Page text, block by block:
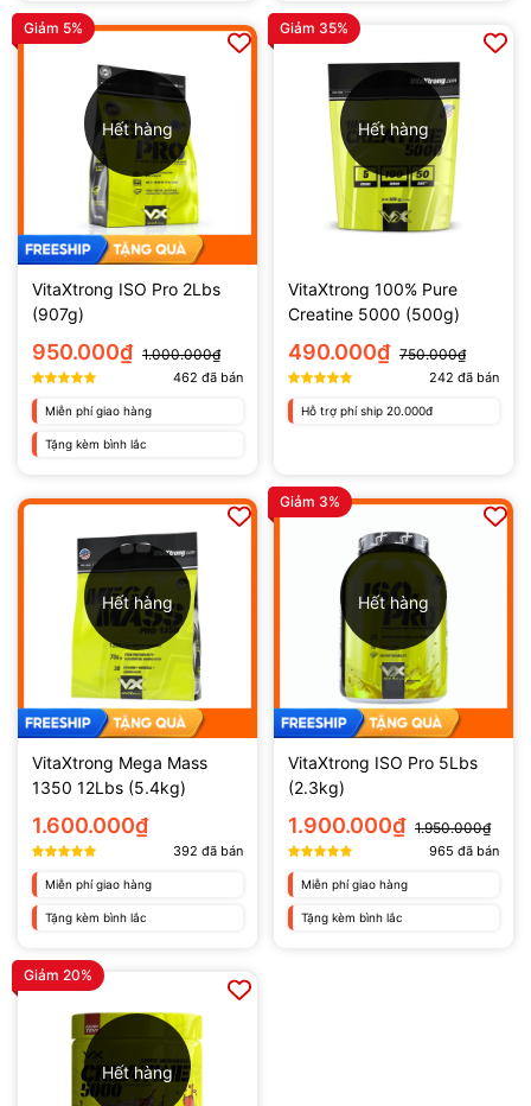
Hết hàng
Giảm 5%
VitaXtrong ISO Pro 2Lbs
(907g)
950.000₫ 1.000.000₫
462 đã bán
Miễn phí giao hàng
Tặng kèm bình lắc
Hết hàng
Giảm 35%
VitaXtrong 100% Pure
Creatine 5000 (500g)
490.000₫ 750.000₫
242 đã bán
Hỗ trợ phí ship 20.000đ
Hết hàng
VitaXtrong Mega Mass
1350 12Lbs (5.4kg)
1.600.000₫
392 đã bán
Miễn phí giao hàng
Tặng kèm bình lắc
Hết hàng
Giảm 3%
VitaXtrong ISO Pro 5Lbs
(2.3kg)
1.900.000₫ 1.950.000₫
965 đã bán
Miễn phí giao hàng
Tặng kèm bình lắc
Hết hàng
Giảm 20%